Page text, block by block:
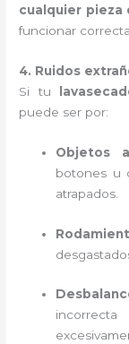
cualquier pieza
funcionar
4. Ruidos
Si tu
puede ser por:
Objetos
botones u
atrapados.